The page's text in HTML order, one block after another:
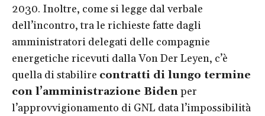
2030. Inoltre, come si legge dal verbale
dell’incontro, tra le richieste fatte dagli
amministratori delegati delle compagnie
energetiche ricevuti dalla Von Der Leyen, c’è
quella di stabilire contratti di lungo termine
con l’amministrazione Bidenper
l’approvvigionamento di GNL data l’impossibilità